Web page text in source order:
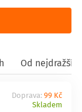
Od
Doprava: 99 Kč
Skladem